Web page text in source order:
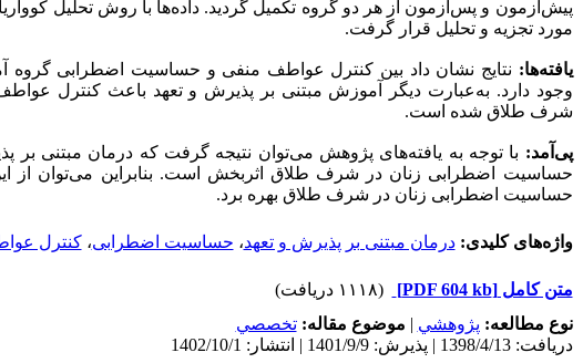
مورد تجزیه و تحلیل قرار گرفت.
یافته‌ها: نتایج نشان داد بین کنترل عواطف منفی و حساسیت اضطرابی گروه
وجود دارد. به‌عبارت دیگر آموزش مبتنی بر پذیرش و تعهد باعث کنترل
شرف طلاق شده است.
پی‌آمد: با توجه به یافته‌های پژوهش می‌توان نتیجه گرفت که درمان مبتنی بر
حساسیت اضطرابی زنان در شرف طلاق اثربخش است. بنابراین می‌توان از
حساسیت اضطرابی زنان در شرف طلاق بهره‌ برد.
واژه‌های کلیدی:درمان مبتنی بر پذیرش و تعهد، حساسیت اضطرابی،کنترل
متن کامل[PDF 604 kb]
(۱۱۱۸ دریافت)
نوع مطالعه: پژوهشي | موضوع مقاله:تخصصي
دریافت: 1398/4/13 | پذیرش: 1401/9/9 | انتشار: 1402/10/1